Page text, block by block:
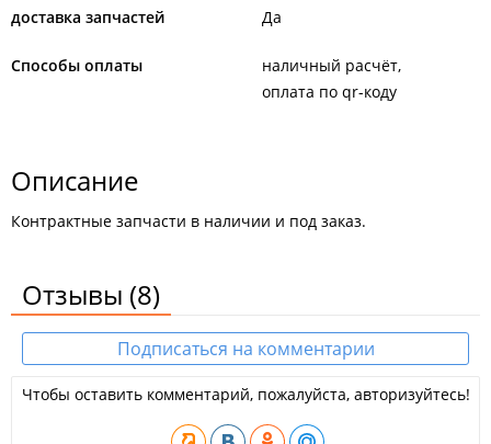
доставка запчастей Да
Способы оплаты
наличный расчёт
оплата по qr-коду
Описание
Контрактные запчасти в наличии и под заказ.
Отзывы (8)
Подписаться на комментарии
Чтобы оставить комментарий, пожалуйста, авторизуйтесь!